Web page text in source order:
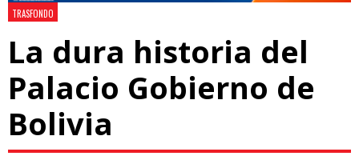
TRASFONDO
La dura historia del
Palacio Gobierno de
Bolivia